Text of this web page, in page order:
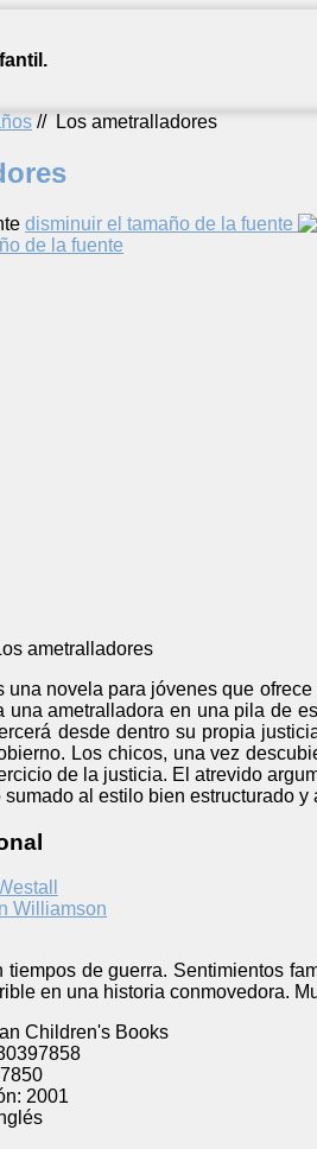
// Los ametralladores
disminuir el tamaño de la fuente
ametralladores
una novela para jóvenes que
una ametralladora en una pila de
desde dentro su propia
Los chicos, una vez
de la justicia. El atrevido
al estilo bien estructurado y
Williamson
tiempos de guerra. Sentimientos
en una historia conmovedora.
Children's Books
2001